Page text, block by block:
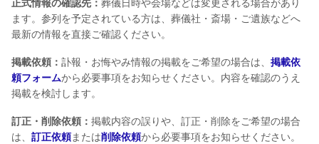
正式情報の確認先： 葬儀日時や会場などは変更される場合があり
ます。参列を予定されている方は、葬儀社・斎場・ご遺族などへ
最新の情報を直接ご確認ください。
掲載依頼： 訃報・お悔やみ情報の掲載をご希望の場合は、 掲載依
頼フォームから必要事項をお知らせください。内容を確認のうえ
掲載を検討します。
訂正・削除依頼： 掲載内容の誤りや、訂正・削除をご希望の場合
は、 訂正依頼または削除依頼から必要事項をお知らせください。